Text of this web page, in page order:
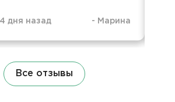
дня назад - Марина
Все отзывы